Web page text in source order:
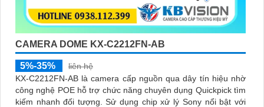
CAMERA DOME KX-C2212FN-AB
5%-35%
liên hệ
KX-C2212FN-AB là camera cấp nguồn qua dây tín hiệu nhờ
công nghệ POE hỗ trợ chức năng chuyên dụng Quickpick tìm
kiếm nhanh đối tượng. Sử dụng chip xử lý Sony nổi bật với